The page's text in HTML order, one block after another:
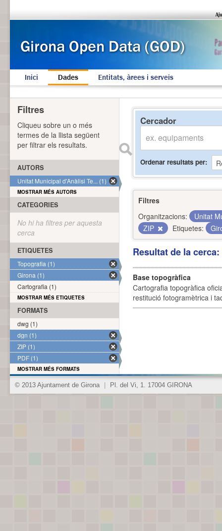
Inici Dades Entitats, àrees i serveis
Cercador
Ordenar resultats per
Filtres
Organitzacions:
Unitat
ZIP
Etiquetes:
Resultat de la
Base topogràfica
Cartografia topogràfica
restitució fotogramètrica i
Filtres
Cliqueu sobre un o més
termes de la llista següent
per filtrar els resultats.
AUTORS
Unitat Municipal d'Anàlisi Te... (1)
MOSTRAR MÉS AUTORS
CATEGORIES
No hi ha filtres per aquesta
cerca
ETIQUETES
Topografia (1)
Girona (1)
Cartografia (1)
MOSTRAR MÉS ETIQUETES
FORMATS
dwg (1)
dgn (1)
ZIP (1)
PDF (1)
MOSTRAR MÉS FORMATS
© 2013 Ajuntament de Girona Pl. del Vi, 1. 17004 GIRONA